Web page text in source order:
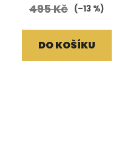
495 Kč (–13 %)
DO KOŠÍKU